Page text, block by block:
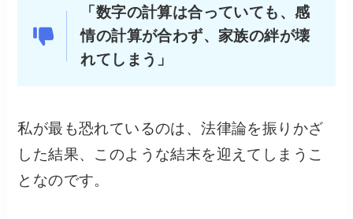
「数字の計算は合っていても、感
情の計算が合わず、家族の絆が壊
れてしまう」
私が最も恐れているのは、法律論を振りかざ
した結果、このような結末を迎えてしまうこ
となのです。